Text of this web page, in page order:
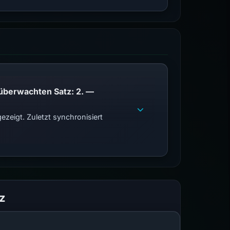
PhishDestroy listet diese Domain auf; Übereinstimmungen der öffentlichen Blockliste im überwachten Satz: 2. —
Zuletzt synchronisiert